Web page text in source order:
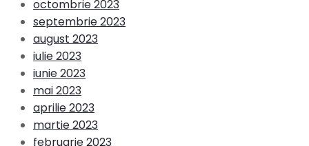
octombrie 2023
septembrie 2023
august 2023
iulie 2023
iunie 2023
mai 2023
aprilie 2023
martie 2023
februarie 2023